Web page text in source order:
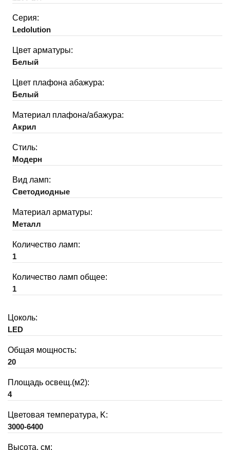
Серия:
Ledolution
Цвет арматуры:
Белый
Цвет плафона абажура:
Белый
Материал плафона/абажура:
Акрил
Стиль:
Модерн
Вид ламп:
Светодиодные
Материал арматуры:
Металл
Количество ламп:
1
Количество ламп общее:
1
Цоколь:
LED
Общая мощность:
20
Площадь освещ.(м2):
4
Цветовая температура, K:
3000-6400
Высота, см: